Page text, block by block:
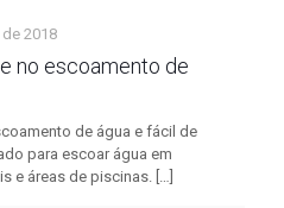
2018
no escoamento de
de água e fácil de
para escoar água em
e áreas de piscinas. […]